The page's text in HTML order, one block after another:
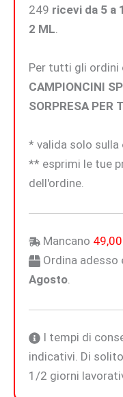
249 ricevi da 5 a
2 ML
Per tutti gli ordini
CAMPIONCINI
SORPRESA PER
* valida solo sulla
** esprimi le tue
dell'ordine.
Mancano 49,00
Ordina adesso
Agosto.
I tempi di
indicativi. Di
1/2 giorni